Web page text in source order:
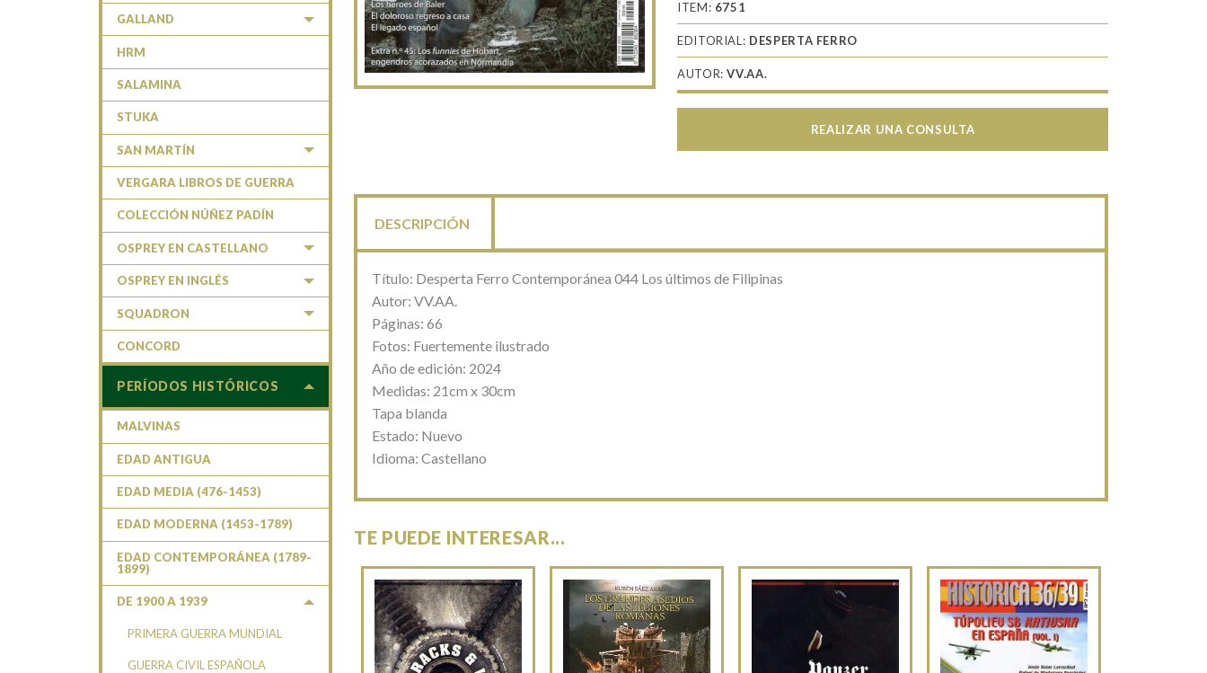
últimos
de
Filipinas
cantidad
ITEM: 6751
EDITORIAL: DESPERTA FERRO
AUTOR:VV.AA.
REALIZAR UNA CONSULTA
DESCRIPCIÓN
Título: Desperta Ferro Contemporánea 044 Los últimos de Filipinas
Autor: VV.AA.
Páginas: 66
Fotos: Fuertemente ilustrado
Año de edición: 2024
Medidas: 21cm x 30cm
Tapa blanda
Estado: Nuevo
Idioma: Castellano
TE PUEDE INTERESAR...
GALLAND
HRM
SALAMINA
STUKA
SAN MARTÍN
VERGARA LIBROS DE GUERRA
COLECCIÓN NÚÑEZ PADÍN
OSPREY EN CASTELLANO
OSPREY EN INGLÉS
SQUADRON
CONCORD
PERÍODOS HISTÓRICOS
MALVINAS
EDAD ANTIGUA
EDAD MEDIA (476-1453)
EDAD MODERNA (1453-1789)
EDAD CONTEMPORÁNEA (1789-
1899)
DE 1900 A 1939
PRIMERA GUERRA MUNDIAL
GUERRA CIVIL ESPAÑOLA